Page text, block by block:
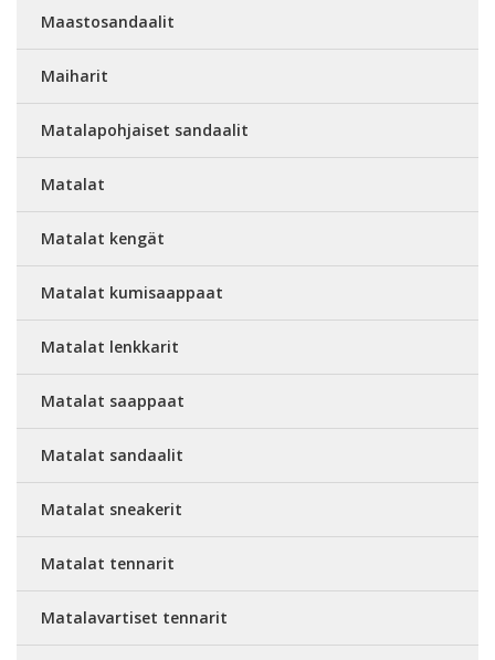
Maastosandaalit
Maiharit
Matalapohjaiset sandaalit
Matalat
Matalat kengät
Matalat kumisaappaat
Matalat lenkkarit
Matalat saappaat
Matalat sandaalit
Matalat sneakerit
Matalat tennarit
Matalavartiset tennarit